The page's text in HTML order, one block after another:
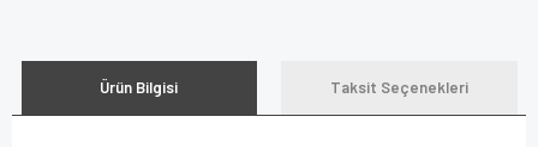
Ürün Bilgisi Taksit Seçenekleri